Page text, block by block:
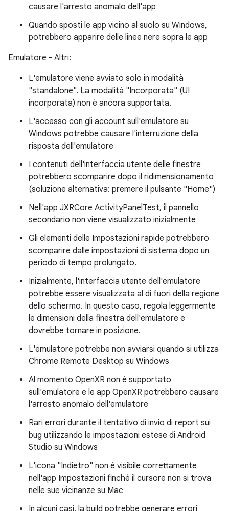
causare l'arresto anomalo dell'app
Quando sposti le app vicino al suolo su Windows,
potrebbero apparire delle linee nere sopra le app
Emulatore - Altri:
L'emulatore viene avviato solo in modalità
"standalone". La modalità "Incorporata" (UI
incorporata) non è ancora supportata.
L'accesso con gli account sull'emulatore su
Windows potrebbe causare l'interruzione della
risposta dell'emulatore
I contenuti dell'interfaccia utente delle finestre
potrebbero scomparire dopo il ridimensionamento
(soluzione alternativa: premere il pulsante "Home")
Nell'app JXRCore ActivityPanelTest, il pannello
secondario non viene visualizzato inizialmente
Gli elementi delle Impostazioni rapide potrebbero
scomparire dalle impostazioni di sistema dopo un
periodo di tempo prolungato.
Inizialmente, l'interfaccia utente dell'emulatore
potrebbe essere visualizzata al di fuori della regione
dello schermo. In questo caso, regola leggermente
le dimensioni della finestra dell'emulatore e
dovrebbe tornare in posizione.
L'emulatore potrebbe non avviarsi quando si utilizza
Chrome Remote Desktop su Windows
Al momento OpenXR non è supportato
sull'emulatore e le app OpenXR potrebbero causare
l'arresto anomalo dell'emulatore
Rari errori durante il tentativo di invio di report sui
bug utilizzando le impostazioni estese di Android
Studio su Windows
L'icona "Indietro" non è visibile correttamente
nell'app Impostazioni finché il cursore non si trova
nelle sue vicinanze su Mac
In alcuni casi, la build potrebbe generare errori